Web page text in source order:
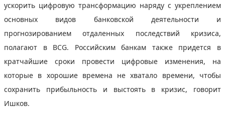
ускорить цифровую трансформацию наряду с укреплением
основных видов банковской деятельности и
прогнозированием отдаленных последствий кризиса,
полагают в BCG. Российским банкам также придется в
кратчайшие сроки провести цифровые изменения, на
которые в хорошие времена не хватало времени, чтобы
сохранить прибыльность и выстоять в кризис, говорит
Ишков.